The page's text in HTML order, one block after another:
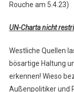
Rouche am 5.4.23)
UN-Charta nicht
Westliche Quellen
bösartige Haltung
erkennen! Wieso
Außenpolitiker und